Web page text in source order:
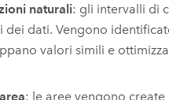
naturali: gli intervalli di
dei dati. Vengono
valori simili e
: le aree vengono